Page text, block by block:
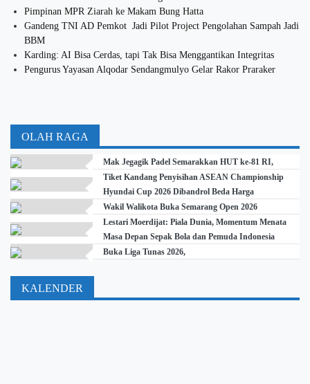
Pimpinan MPR Ziarah ke Makam Bung Hatta
Gandeng TNI AD Pemkot Jadi Pilot Project Pengolahan Sampah Jadi
BBM
Karding: AI Bisa Cerdas, tapi Tak Bisa Menggantikan Integritas
Pengurus Yayasan Alqodar Sendangmulyo Gelar Rakor Praraker
OLAH RAGA
Mak Jegagik Padel Semarakkan HUT ke-81 RI,
Tiket Kandang Penyisihan ASEAN Championship
Hyundai Cup 2026 Dibandrol Beda Harga
Wakil Walikota Buka Semarang Open 2026
Lestari Moerdijat: Piala Dunia, Momentum Menata
Masa Depan Sepak Bola dan Pemuda Indonesia
Buka Liga Tunas 2026,
KALENDER